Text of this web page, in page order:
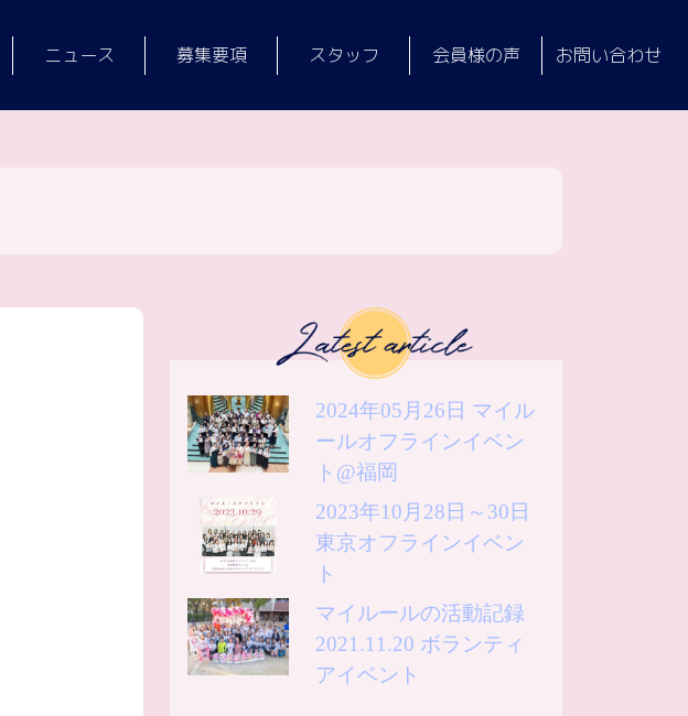
ニュース 募集要項 スタッフ 会員様の声 お問い合わせ
2024年05月26日 マイル
ールオフラインイベン
ト@福岡
2023年10月28日～30日
東京オフラインイベン
ト
マイルールの活動記録
2021.11.20 ボランティ
アイベント